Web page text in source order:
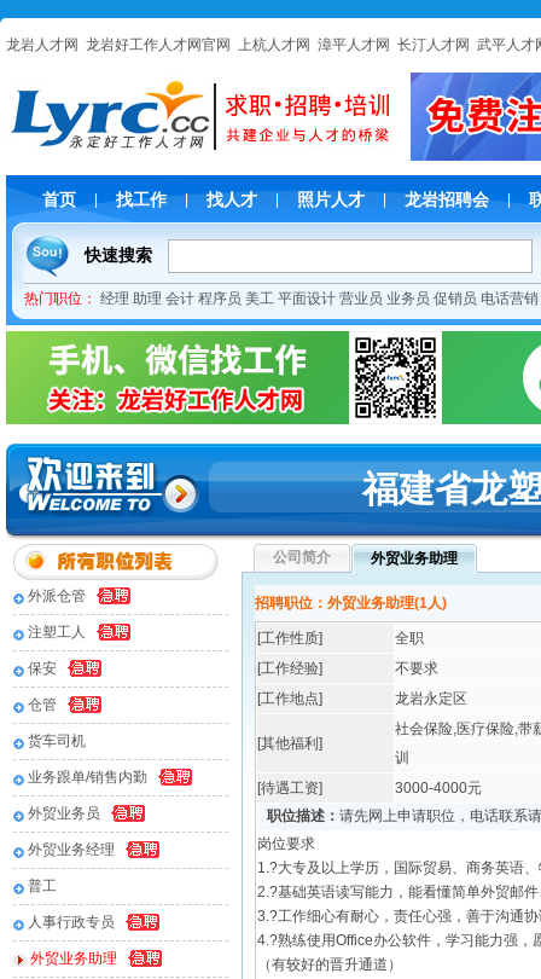
龙岩人才网 龙岩好工作人才网官网 上杭人才网 漳平人才网 长汀人才网 武平人才
首页 找工作 | 找人才 照片人才 龙岩招聘会 |
快速搜索
热门职位： 经理 助理 会计 程序员 美工 平面设计 营业员 业务员 促销员 电话营销
福建省龙
外派仓管
注塑工人
保安
仓管
货车司机
业务跟单/销售内勤
外贸业务员
外贸业务经理
普工
人事行政专员
外贸业务助理
公司简介 外贸业务助理
招聘职位：外贸业务助理(1人)
[工作性质]
全职
[工作经验]
不要求
[工作地点]
龙岩永定区
[其他福利]
社会保险,医疗保险,带
训
[待遇工资]
3000-4000元
职位描述： 请先网上申请职位，电话联系
岗位要求
1.?大专及以上学历，国际贸易、商务英语
2.?基础英语读写能力，能看懂简单外贸邮
3.?工作细心有耐心，责任心强，善于沟通
4.?熟练使用Office办公软件，学习能力强，
（有较好的晋升通道）